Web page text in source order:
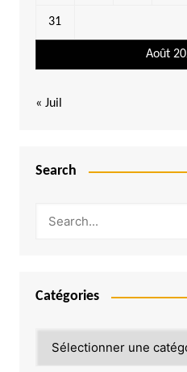
Août
31
« Juil
Search
Catégories